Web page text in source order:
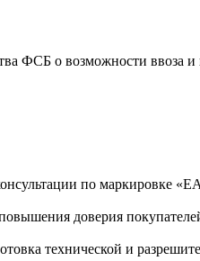
ФСБ о возможности ввоза и
по маркировке
доверия
технической и